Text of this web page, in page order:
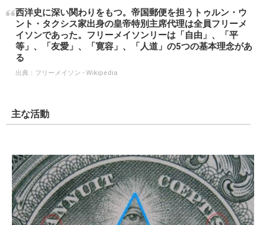
西洋史に深い関わりをもつ。帝国郵便を担うトゥルン・ウ
ント・タクシス家出身の皇帝特別主席代理は全員フリーメ
イソンであった。フリーメイソンリーは「自由」、「平
等」、「友愛」、「寛容」、「人道」の5つの基本理念があ
る
出典： フリーメイソン - Wikipedia
主な活動